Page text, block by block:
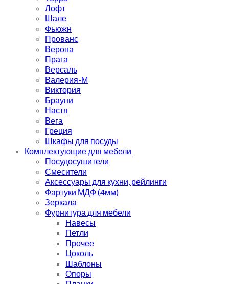
Лофт
Шале
Фьюжн
Прованс
Верона
Прага
Версаль
Валерия-М
Виктория
Брауни
Настя
Вега
Греция
Шкафы для посуды
Комплектующие для мебели
Посудосушители
Смесители
Аксессуары для кухни, рейлинги
Фартуки МДФ (4мм)
Зеркала
Фурнитура для мебели
Навесы
Петли
Прочее
Цоколь
Шаблоны
Опоры